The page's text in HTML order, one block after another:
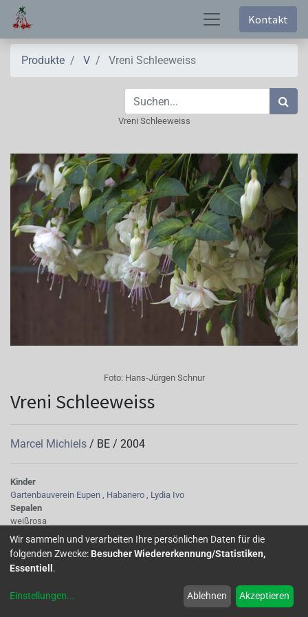
Kontakt
Produkte V Vreni Schleeweiss
Vreni Schleeweiss
Foto: Hans-Jürgen Schnur
Vreni Schleeweiss
Marcel Michiels / BE / 2004
Kinder
Gartenbauverein Eupen , Habanero , Lydia Ivo
Sepalen
weißrosa
Korolle/Petalen
weiß
Knospe/Blüte
gefüllt, mittelgross
stehend
Wir sammeln und verarbeiten Ihre persönlichen Daten für die
folgenden Zwecke: Besucher Wiedererkennung/Statistiken,
Essentiell .
Einstellungen... Ablehnen Akzeptieren